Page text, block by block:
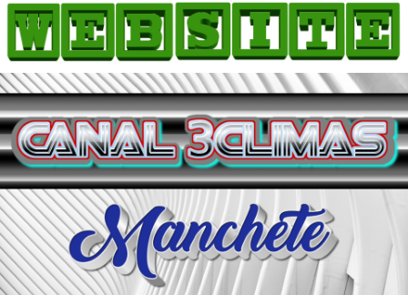
HOME
COMO ANUNCIAR
JORNAIS DO BRASIL
PODCAST/NOTÍCIAS
AS NOTÍCIAS DO DIA
ACONTECEU...VIROU MANCHETE!
BLOGS & COLUNAS